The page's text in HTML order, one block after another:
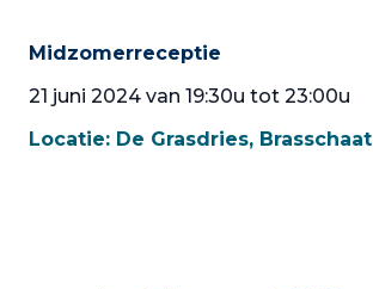
Midzomerreceptie
21 juni 2024 van 19:30u tot 23:00u
Locatie: De Grasdries, Brasschaat